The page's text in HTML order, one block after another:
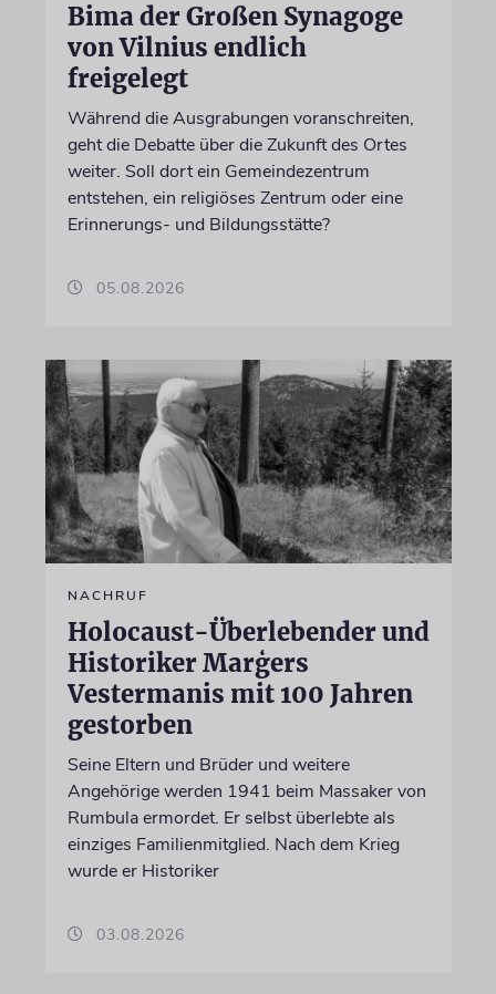
Bima der Großen Synagoge
von Vilnius endlich
freigelegt
Während die Ausgrabungen voranschreiten,
geht die Debatte über die Zukunft des Ortes
weiter. Soll dort ein Gemeindezentrum
entstehen, ein religiöses Zentrum oder eine
Erinnerungs- und Bildungsstätte?
05.08.2026
NACHRUF
Holocaust-Überlebender und
Historiker Marģers
Vestermanis mit 100 Jahren
gestorben
Seine Eltern und Brüder und weitere
Angehörige werden 1941 beim Massaker von
Rumbula ermordet. Er selbst überlebte als
einziges Familienmitglied. Nach dem Krieg
wurde er Historiker
03.08.2026